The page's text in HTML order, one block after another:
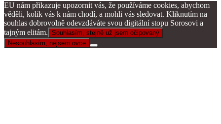
EU nám přikazuje upozornit vás, že používáme cookies, abychom
věděli, kolik vás k nám chodí, a mohli vás sledovat. Kliknutím na
souhlas dobrovolně odevzdáváte svou digitální stopu Sorosovi a
tajným elitám. Souhlasím, stejně už jsem očipovaný
Nesouhlasím, nejsem ovce